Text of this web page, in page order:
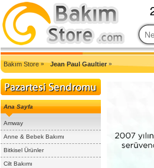
2007'den Beri Türkiye'nin En Güncel Bakım Ürünleri Eczane
Bakım Store» Jean Paul Gaultier »
Ana Sayfa
Amway
Anne & Bebek Bakımı
Bitkisel Ürünler
Cilt Bakımı